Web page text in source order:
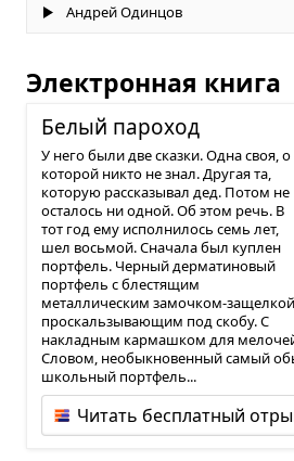
Андрей Одинцов
Электронная книга
Белый паро­ход
У него были две сказки. Одна своя, о
которой никто не знал. Другая та,
которую рассказывал дед. Потом не
осталось ни одной. Об этом речь. В
тот год ему исполнилось семь лет,
шел восьмой. Сначала был куплен
портфель. Черный дерматиновый
портфель с блестящим
металлическим замочком-
проскальзывающим под скобу. С
накладным кармашком для
Словом, необыкновенный самый
школьный портфель...
Читать бесплатный